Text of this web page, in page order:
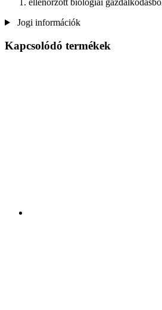
ellenőrzött biológiai gazdálkodásból
Jogi információk
Kapcsolódó termékek